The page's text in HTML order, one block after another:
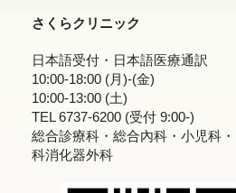
さくらクリニック
日本語受付・日本語医療通訳
10:00-18:00 (月)-(金)
10:00-13:00 (土)
TEL 6737-6200 (受付 9:00-)
総合診療科・総合內科・小児科
科消化器外科